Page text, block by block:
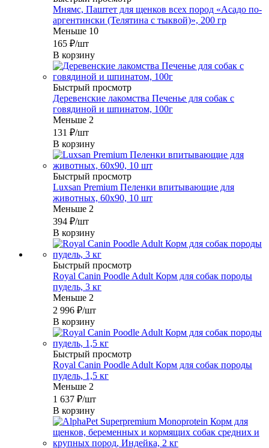
Мнямс, Паштет для щенков всех пород «Асадо по-
аргентински (Телятина с тыквой)», 200 гр
Меньше 10
165 ₽/шт
В корзину
Быстрый просмотр
Деревенские лакомства Печенье для собак с
говядиной и шпинатом, 100г
Меньше 2
131 ₽/шт
В корзину
Быстрый просмотр
Luxsan Premium Пеленки впитывающие для
животных, 60х90, 10 шт
Меньше 2
394 ₽/шт
В корзину
Быстрый просмотр
Royal Canin Poodle Adult Корм для собак породы
пудель, 3 кг
Меньше 2
2 996 ₽/шт
В корзину
Быстрый просмотр
Royal Canin Poodle Adult Корм для собак породы
пудель, 1,5 кг
Меньше 2
1 637 ₽/шт
В корзину